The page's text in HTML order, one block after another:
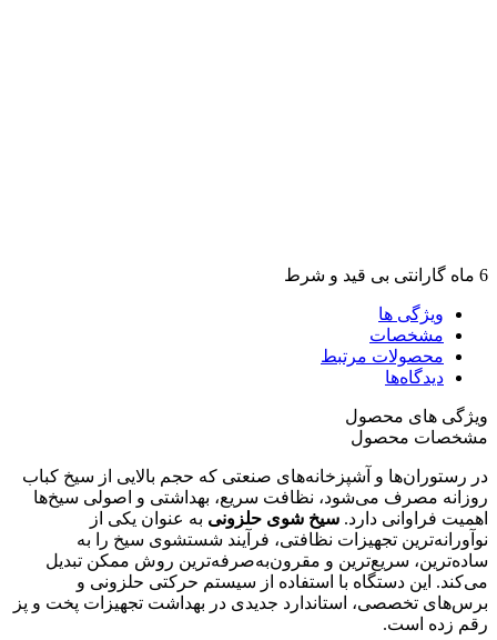
6 ماه گارانتی بی قید و شرط
ویژگی ها
مشخصات
محصولات مرتبط
دیدگاه‌ها
ویژگی های محصول
مشخصات محصول
در رستوران‌ها و آشپزخانه‌های صنعتی که حجم بالایی از سیخ کباب
روزانه مصرف می‌شود، نظافت سریع، بهداشتی و اصولی سیخ‌ها
اهمیت فراوانی دارد. سیخ شوی حلزونی به عنوان یکی از
نوآورانه‌ترین تجهیزات نظافتی، فرآیند شستشوی سیخ را به
ساده‌ترین، سریع‌ترین و مقرون‌به‌صرفه‌ترین روش ممکن تبدیل
می‌کند. این دستگاه با استفاده از سیستم حرکتی حلزونی و
برس‌های تخصصی، استاندارد جدیدی در بهداشت تجهیزات پخت و پز
رقم زده است.